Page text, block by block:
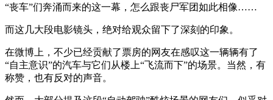
“丧车”们奔涌而来的这一幕，怎么跟丧尸军团如此相像……
而这几大段电影镜头，绝对给观众留下了深刻的印象。
在微博上，不少已经贡献了票房的网友在感叹这一辆辆有了
“自主意识”的汽车与它们从楼上“飞流而下”的场景。当然，有
称赞，也有反对的声音。